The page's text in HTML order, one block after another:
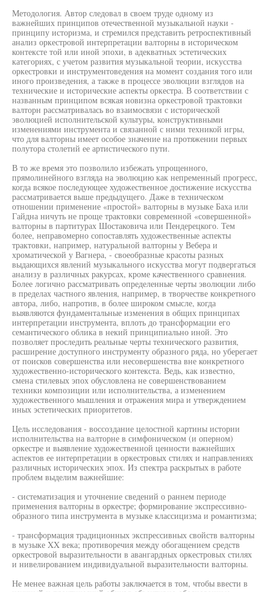
Методология. Автор следовал в своем труде одному из
важнейших принципов отечественной музыкальной науки -
принципу историзма, и стремился представить ретроспективный
анализ оркестровой интерпретации валторны в историческом
контексте той или иной эпохи, в адекватных эстетических
категориях, с учетом развития музыкальной теории, искусства
оркестровки и инструментоведения на момент создания того или
иного произведения, а также в процессе эволюции взглядов на
технические и исторические аспекты оркестра. В соответствии с
названным принципом всякая новизна оркестровой трактовки
валторн рассматривалась во взаимосвязи с исторической
эволюцией исполнительской культуры, конструктивными
изменениями инструмента и связанной с ними техникой игры,
что для валторны имеет особое значение на протяжении первых
полутора столетий ее артистического пути.
В то же время это позволило избежать упрощенного,
прямолинейного взгляда на эволюцию как непременный прогресс,
когда всякое последующее художественное достижение искусства
рассматривается выше предыдущего. Даже в техническом
отношении применение «простой» валторны в музыке Баха или
Гайдна ничуть не проще трактовки современной «совершенной»
валторны в партитурах Шостаковича или Пендерецкого. Тем
более, неправомерно сопоставлять художественные аспекты
трактовки, например, натуральной валторны у Вебера и
хроматической у Вагнера, - своеобразные красоты разных
выдающихся явлений музыкального искусства могут подвергаться
анализу в различных ракурсах, кроме качественного сравнения.
Более логично рассматривать определенные черты эволюции либо
в пределах частного явления, например, в творчестве конкретного
автора, либо, напротив, в более широком смысле, когда
выявляются фундаментальные изменения в общих принципах
интерпретации инструмента, вплоть до трансформации его
семантического облика в некий принципиально иной. Это
позволяет проследить реальные черты технического развития,
расширение доступного инструменту образного ряда, но уберегает
от поисков совершенства или несовершенства вне конкретного
художественно-исторического контекста. Ведь, как известно,
смена стилевых эпох обусловлена не совершенствованием
техники композиции или исполнительства, а изменением
художественного мышления и отражения мира и утверждением
иных эстетических приоритетов.
Цель исследования - воссоздание целостной картины истории
исполнительства на валторне в симфоническом (и оперном)
оркестре и выявление художественной ценности важнейших
аспектов ее интерпретации в оркестровых стилях и направлениях
различных исторических эпох. Из спектра раскрытых в работе
проблем выделим важнейшие:
- систематизация и уточнение сведений о раннем периоде
применения валторны в оркестре; формирование экспрессивно-
образного типа инструмента в музыке классицизма и романтизма;
- трансформация традиционных экспрессивных свойств валторны
в музыке XX века; противоречия между обогащением средств
оркестровой выразительности в авангардных оркестровых стилях
и нивелированием индивидуальной выразительности валторны.
Не менее важная цель работы заключается в том, чтобы ввести в